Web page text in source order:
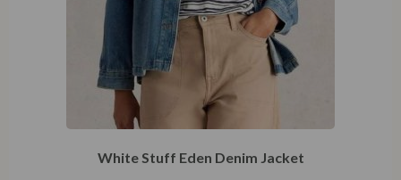
White Stuff Eden Denim Jacket